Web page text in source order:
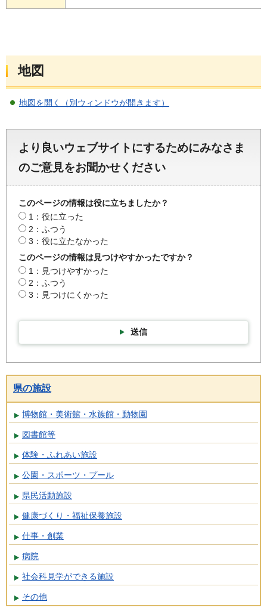
地図
地図を開く（別ウィンドウが開きます）
より良いウェブサイトにするためにみなさま
のご意見をお聞かせください
このページの情報は役に立ちましたか？
1：役に立った
2：ふつう
3：役に立たなかった
このページの情報は見つけやすかったですか？
1：見つけやすかった
2：ふつう
3：見つけにくかった
送信
県の施設
博物館・美術館・水族館・動物園
図書館等
体験・ふれあい施設
公園・スポーツ・プール
県民活動施設
健康づくり・福祉保養施設
仕事・創業
病院
社会科見学ができる施設
その他